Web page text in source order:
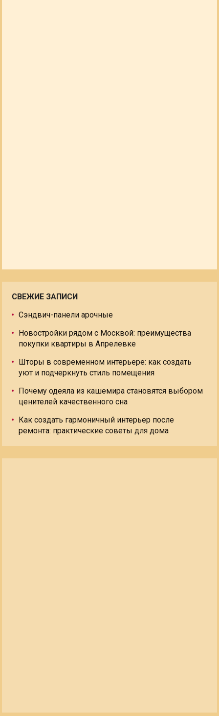
СВЕЖИЕ ЗАПИСИ
Сэндвич-панели арочные
Новостройки рядом с Москвой: преимущества
покупки квартиры в Апрелевке
Шторы в современном интерьере: как создать
уют и подчеркнуть стиль помещения
Почему одеяла из кашемира становятся выбором
ценителей качественного сна
Как создать гармоничный интерьер после
ремонта: практические советы для дома